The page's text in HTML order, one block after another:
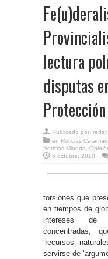
lectura
disputas
Publicado por: redaf
en Noticias
Noticias Minería
6 octubre, 2010
torsiones que
en tiempos de
intereses de
concentradas,
‘recursos
servirse de